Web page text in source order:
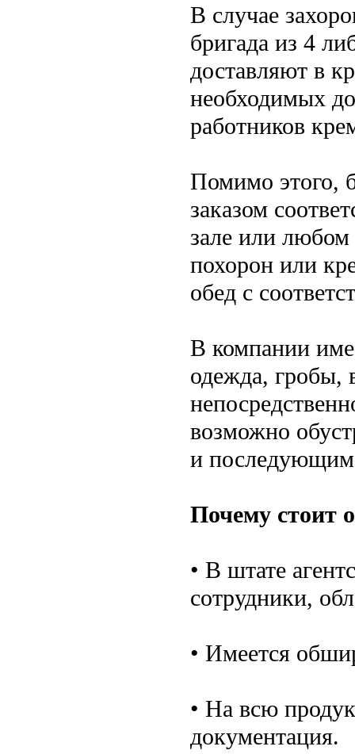
В случае
бригада из 4
доставляют в
необходимых
работников
Помимо этого,
заказом
зале или
похорон или
обед с
В компании
одежда, гробы,
возможно
и
Почему стоит
• В штате
сотрудники,
• Имеется
• На всю
документация.